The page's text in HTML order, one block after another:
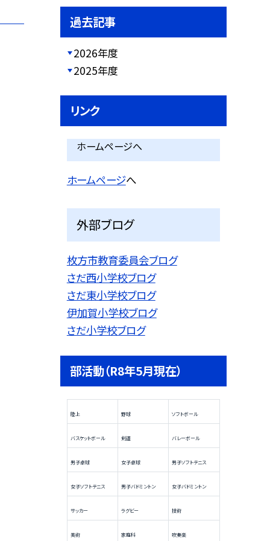
過去記事
2026年度
2025年度
リンク
ホームページへ
ホームページへ
外部ブログ
枚方市教育委員会ブログ
さだ西小学校ブログ
さだ東小学校ブログ
伊加賀小学校ブログ
さだ小学校ブログ
部活動（R8年5月現在）
陸上 野球 ソフトボール
バスケットボール 剣道 バレーボール
男子卓球 女子卓球 男子ソフトテニス
女子ソフトテニス 男子バドミントン 女子バドミントン
サッカー ラグビー 技術
美術 家庭科 吹奏楽